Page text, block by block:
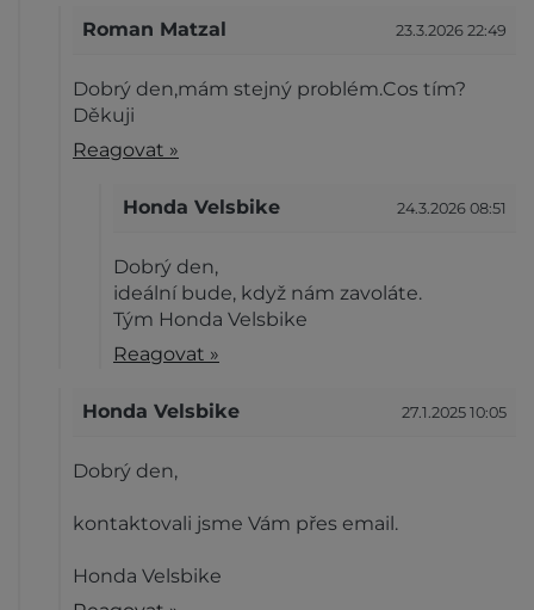
Roman Matzal 23.3.2026 22:49
Dobrý den,mám stejný problém.Cos tím?
Děkuji
Reagovat »
Honda Velsbike 24.3.2026 08:51
Dobrý den,
ideální bude, když nám zavoláte.
Tým Honda Velsbike
Reagovat »
Honda Velsbike 27.1.2025 10:05
Dobrý den,
kontaktovali jsme Vám přes email.
Honda Velsbike